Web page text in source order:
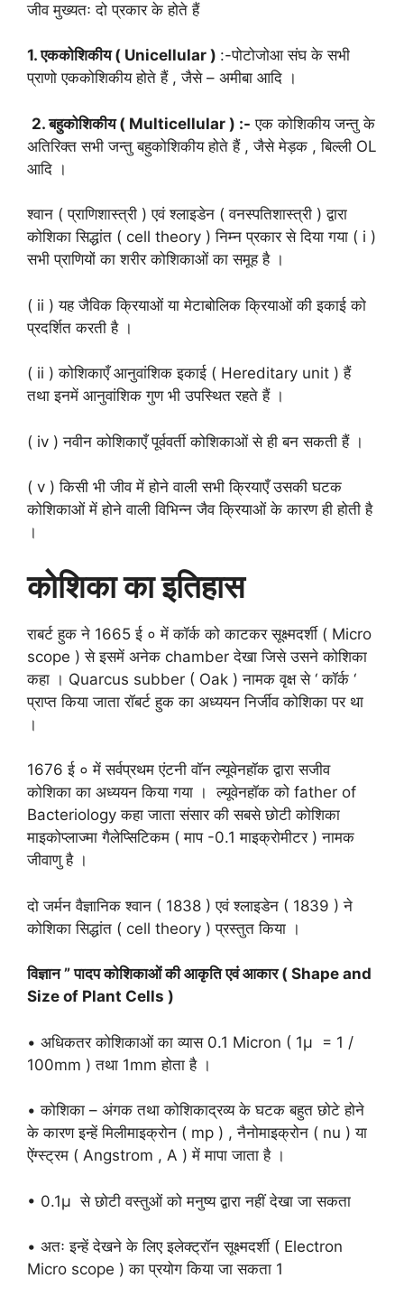
जीव मुख्यतः दो प्रकार के होते हैं
1. एककोशिकीय ( Unicellular ) :-पोटोजोआ संघ के सभी
प्राणो एककोशिकीय होते हैं , जैसे – अमीबा आदि ।
2. बहुकोशिकीय ( Multicellular ) :- एक कोशिकीय जन्तु के
अतिरिक्त सभी जन्तु बहुकोशिकीय होते हैं , जैसे मेड़क , बिल्ली OL
आदि ।
श्वान ( प्राणिशास्त्री ) एवं श्लाइडेन ( वनस्पतिशास्त्री ) द्वारा
कोशिका सिद्धांत ( cell theory ) निम्न प्रकार से दिया गया ( i )
सभी प्राणियों का शरीर कोशिकाओं का समूह है ।
( ii ) यह जैविक क्रियाओं या मेटाबोलिक क्रियाओं की इकाई को
प्रदर्शित करती है ।
( ii ) कोशिकाएँ आनुवांशिक इकाई ( Hereditary unit ) हैं
तथा इनमें आनुवांशिक गुण भी उपस्थित रहते हैं ।
( iv ) नवीन कोशिकाएँ पूर्ववर्ती कोशिकाओं से ही बन सकती हैं ।
( v ) किसी भी जीव में होने वाली सभी क्रियाएँ उसकी घटक
कोशिकाओं में होने वाली विभिन्न जैव क्रियाओं के कारण ही होती है
।
कोशिका का इतिहास
राबर्ट हुक ने 1665 ई ० में कॉर्क को काटकर सूक्ष्मदर्शी ( Micro
scope ) से इसमें अनेक chamber देखा जिसे उसने कोशिका
कहा । Quarcus subber ( Oak ) नामक वृक्ष से ‘ कॉर्क ‘
प्राप्त किया जाता रॉबर्ट हुक का अध्ययन निर्जीव कोशिका पर था
।
1676 ई ० में सर्वप्रथम एंटनी वॉन ल्यूवेनहॉक द्वारा सजीव
कोशिका का अध्ययन किया गया । ल्यूवेनहॉक को father of
Bacteriology कहा जाता संसार की सबसे छोटी कोशिका
माइकोप्लाज्मा गैलेप्सिटिकम ( माप -0.1 माइक्रोमीटर ) नामक
जीवाणु है ।
दो जर्मन वैज्ञानिक श्वान ( 1838 ) एवं श्लाइडेन ( 1839 ) ने
कोशिका सिद्धांत ( cell theory ) प्रस्तुत किया ।
विज्ञान ” पादप कोशिकाओं की आकृति एवं आकार ( Shape and
Size of Plant Cells )
• अधिकतर कोशिकाओं का व्यास 0.1 Micron ( 1μ = 1 /
100mm ) तथा 1mm होता है ।
• कोशिका – अंगक तथा कोशिकाद्रव्य के घटक बहुत छोटे होने
के कारण इन्हें मिलीमाइक्रोन ( mp ) , नैनोमाइक्रोन ( nu ) या
ऐंग्स्ट्रम ( Angstrom , A ) में मापा जाता है ।
• 0.1μ से छोटी वस्तुओं को मनुष्य द्वारा नहीं देखा जा सकता
• अतः इन्हें देखने के लिए इलेक्ट्रॉन सूक्ष्मदर्शी ( Electron
Micro scope ) का प्रयोग किया जा सकता 1